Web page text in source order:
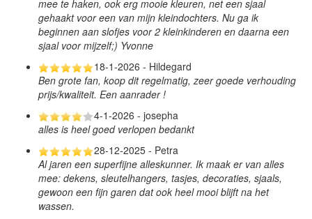
mee te haken, ook erg mooie kleuren, net een sjaal
gehaakt voor een van mijn kleindochters. Nu ga ik
beginnen aan slofjes voor 2 kleinkinderen en daarna een
sjaal voor mijzelf;) Yvonne
18-1-2026 - Hildegard
Ben grote fan, koop dit regelmatig, zeer goede verhouding
prijs/kwaliteit. Een aanrader !
4-1-2026 - josepha
alles is heel goed verlopen bedankt
28-12-2025 - Petra
Al jaren een superfijne alleskunner. Ik maak er van alles
mee: dekens, sleutelhangers, tasjes, decoraties, sjaals,
gewoon een fijn garen dat ook heel mooi blijft na het
wassen.